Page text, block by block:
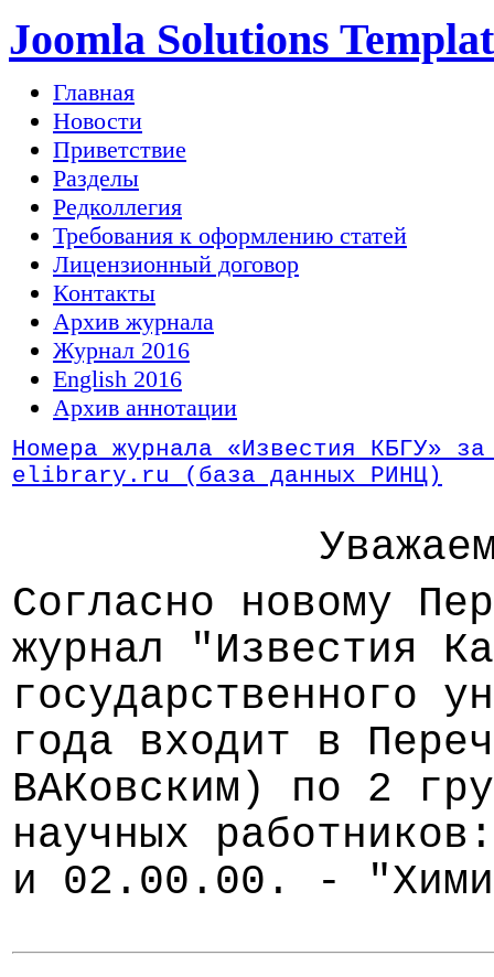
Joomla Solutions
Главная
Новости
Приветствие
Разделы
Редколлегия
Требования к оформлению статей
Лицензионный договор
Контакты
Архив журнала
Журнал 2016
English 2016
Архив аннотации
Номера журнала «Известия КБГУ»
elibrary.ru (база данных РИНЦ)
Согласно новому
журнал "Известия
государственного
года входит в
ВАКовским) по 2
научных
и 02.00.00. -